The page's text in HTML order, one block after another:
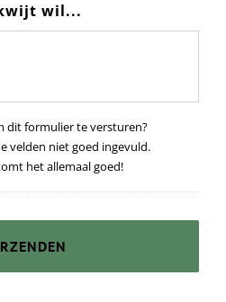
wil...
dit formulier te versturen?
velden niet goed ingevuld.
het allemaal goed!